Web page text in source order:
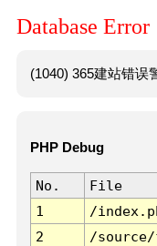
Database Error
(1040) 365建站错误
PHP Debug
No. File
1
/
2
/